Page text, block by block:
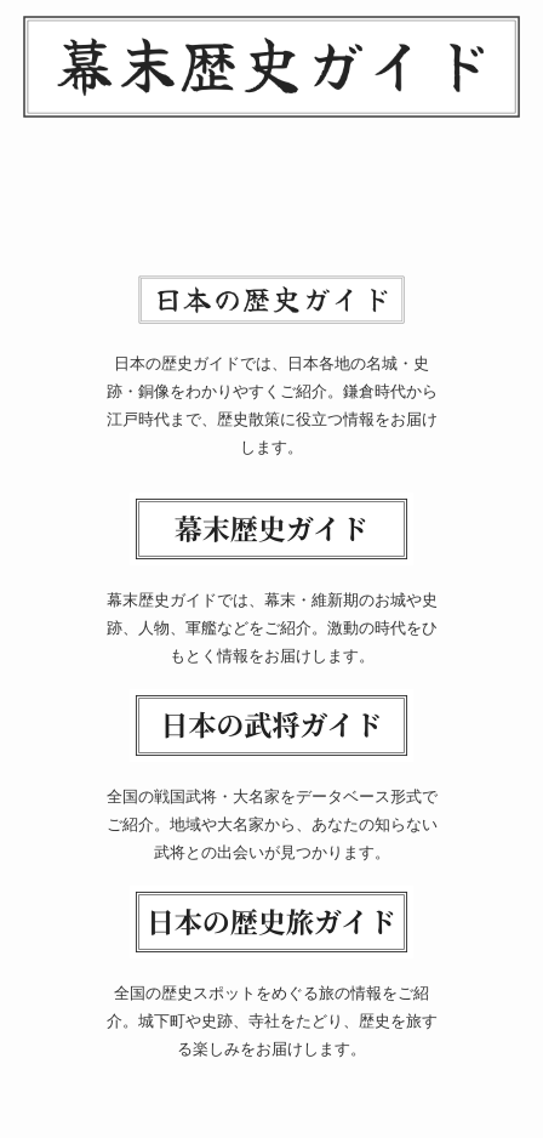
日本の歴史ガイドでは、日本各地の名城・史
跡・銅像をわかりやすくご紹介。鎌倉時代から
江戸時代まで、歴史散策に役立つ情報をお届け
します。
幕末歴史ガイドでは、幕末・維新期のお城や史
跡、人物、軍艦などをご紹介。激動の時代をひ
もとく情報をお届けします。
全国の戦国武将・大名家をデータベース形式で
ご紹介。地域や大名家から、あなたの知らない
武将との出会いが見つかります。
全国の歴史スポットをめぐる旅の情報をご紹
介。城下町や史跡、寺社をたどり、歴史を旅す
る楽しみをお届けします。